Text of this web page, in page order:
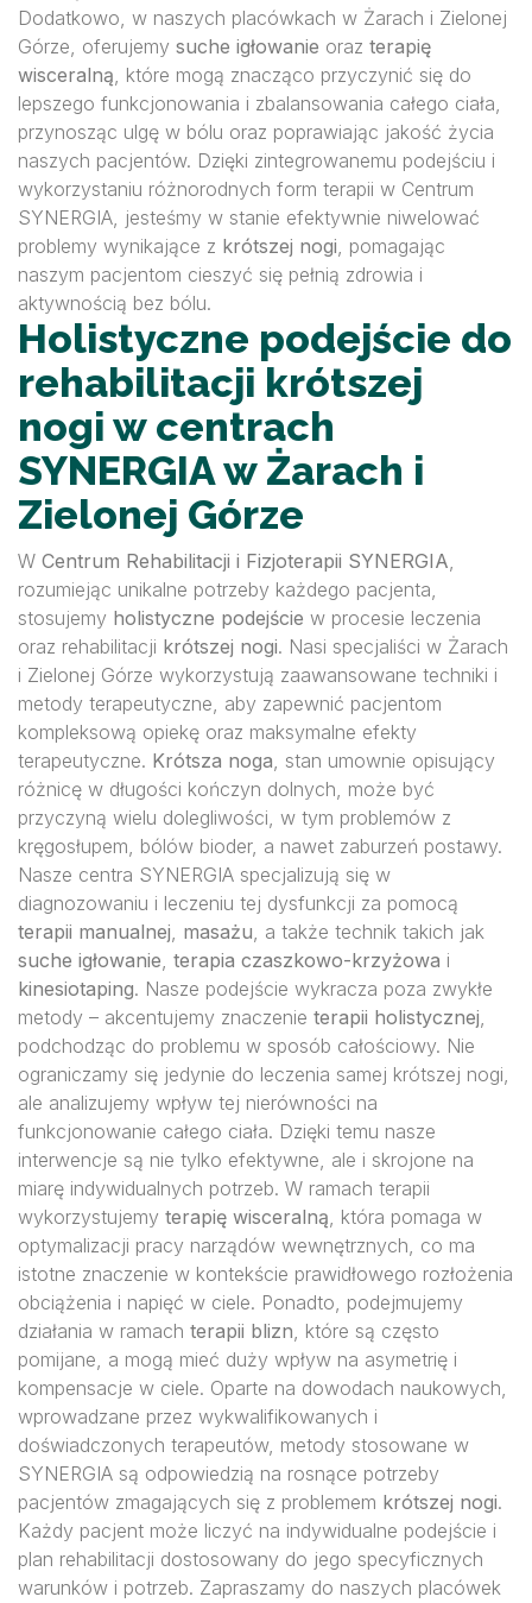
Dodatkowo, w naszych placówkach w Żarach i Zielonej
Górze, oferujemy suche igłowanie oraz terapię
wisceralną, które mogą znacząco przyczynić się do
lepszego funkcjonowania i zbalansowania całego ciała,
przynosząc ulgę w bólu oraz poprawiając jakość życia
naszych pacjentów. Dzięki zintegrowanemu podejściu i
wykorzystaniu różnorodnych form terapii w Centrum
SYNERGIA, jesteśmy w stanie efektywnie niwelować
problemy wynikające z krótszej nogi, pomagając
naszym pacjentom cieszyć się pełnią zdrowia i
aktywnością bez bólu.
Holistyczne podejście do
rehabilitacji krótszej
nogi w centrach
SYNERGIA w Żarach i
Zielonej Górze
W Centrum Rehabilitacji i Fizjoterapii SYNERGIA,
rozumiejąc unikalne potrzeby każdego pacjenta,
stosujemy holistyczne podejście w procesie leczenia
oraz rehabilitacji krótszej nogi. Nasi specjaliści w Żarach
i Zielonej Górze wykorzystują zaawansowane techniki i
metody terapeutyczne, aby zapewnić pacjentom
kompleksową opiekę oraz maksymalne efekty
terapeutyczne. Krótsza noga, stan umownie opisujący
różnicę w długości kończyn dolnych, może być
przyczyną wielu dolegliwości, w tym problemów z
kręgosłupem, bólów bioder, a nawet zaburzeń postawy.
Nasze centra SYNERGIA specjalizują się w
diagnozowaniu i leczeniu tej dysfunkcji za pomocą
terapii manualnej, masażu, a także technik takich jak
suche igłowanie, terapia czaszkowo-krzyżowa i
kinesiotaping. Nasze podejście wykracza poza zwykłe
metody – akcentujemy znaczenie terapii holistycznej,
podchodząc do problemu w sposób całościowy. Nie
ograniczamy się jedynie do leczenia samej krótszej nogi,
ale analizujemy wpływ tej nierówności na
funkcjonowanie całego ciała. Dzięki temu nasze
interwencje są nie tylko efektywne, ale i skrojone na
miarę indywidualnych potrzeb. W ramach terapii
wykorzystujemy terapię wisceralną, która pomaga w
optymalizacji pracy narządów wewnętrznych, co ma
istotne znaczenie w kontekście prawidłowego rozłożenia
obciążenia i napięć w ciele. Ponadto, podejmujemy
działania w ramach terapii blizn, które są często
pomijane, a mogą mieć duży wpływ na asymetrię i
kompensacje w ciele. Oparte na dowodach naukowych,
wprowadzane przez wykwalifikowanych i
doświadczonych terapeutów, metody stosowane w
SYNERGIA są odpowiedzią na rosnące potrzeby
pacjentów zmagających się z problemem krótszej nogi.
Każdy pacjent może liczyć na indywidualne podejście i
plan rehabilitacji dostosowany do jego specyficznych
warunków i potrzeb. Zapraszamy do naszych placówek